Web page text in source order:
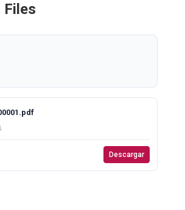
Descargar